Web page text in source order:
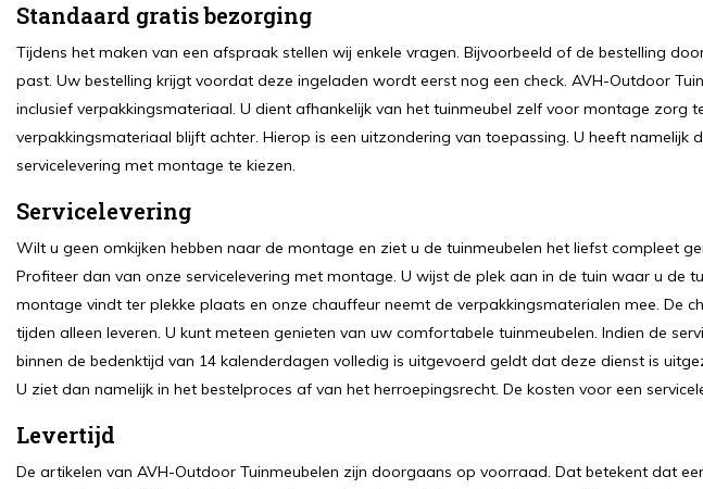
Standaard gratis bezorging
Tijdens het maken van een afspraak stellen wij enkele vragen. Bijvoorbeeld of de bestelling
past. Uw bestelling krijgt voordat deze ingeladen wordt eerst nog een check. AVH-Outdoor
inclusief verpakkingsmateriaal. U dient afhankelijk van het tuinmeubel zelf voor montage zorg
verpakkingsmateriaal blijft achter. Hierop is een uitzondering van toepassing. U heeft namelijk
servicelevering met montage te kiezen.
Servicelevering
Wilt u geen omkijken hebben naar de montage en ziet u de tuinmeubelen het liefst compleet
Profiteer dan van onze servicelevering met montage. U wijst de plek aan in de tuin waar u de
montage vindt ter plekke plaats en onze chauffeur neemt de verpakkingsmaterialen mee. De
tijden alleen leveren. U kunt meteen genieten van uw comfortabele tuinmeubelen. Indien de
binnen de bedenktijd van 14 kalenderdagen volledig is uitgevoerd geldt dat deze dienst is
U ziet dan namelijk in het bestelproces af van het herroepingsrecht. De kosten voor een
Levertijd
De artikelen van AVH-Outdoor Tuinmeubelen zijn doorgaans op voorraad. Dat betekent dat